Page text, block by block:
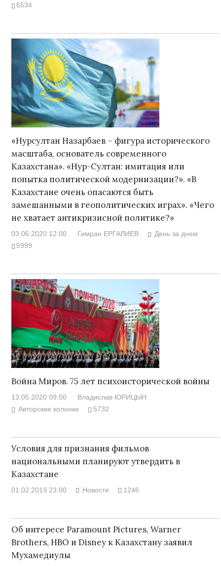
6534
«Нурсултан Назарбаев – фигура исторического
масштаба, основатель современного
Казахстана». «Нур-Султан: имитация или
попытка политической модернизации?». «В
Казахстане очень опасаются быть
замешанными в геополитических играх». «Чего
не хватает антикризисной политике?»
03.06.2020 12:00 Гимран ЕРГАЛИЕВ
День за днем
5999
Война Миров. 75 лет психоисторической войны
13.05.2020 09:00
Владислав ЮРИЦЫН
Авторские колонки
5732
Условия для признания фильмов
национальными планируют утвердить в
Казахстане
01.02.2019 23:00 Новости 1246
Об интересе Paramount Pictures, Warner
Brothers, HBO и Disney к Казахстану заявил
Мухамедиулы